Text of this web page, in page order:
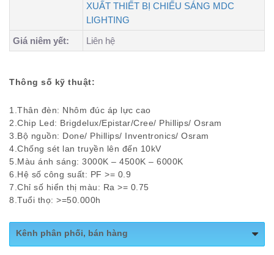
XUẤT THIẾT BỊ CHIẾU SÁNG MDC
LIGHTING
Giá niêm yết:
Liên hệ
Thông số kỹ thuật:
1.Thân đèn: Nhôm đúc áp lực cao
2.Chip Led: Brigdelux/Epistar/Cree/ Phillips/ Osram
3.Bộ nguồn: Done/ Phillips/ Inventronics/ Osram
4.Chống sét lan truyền lên đến 10kV
5.Màu ánh sáng: 3000K – 4500K – 6000K
6.Hệ số công suất: PF >= 0.9
7.Chỉ số hiển thị màu: Ra >= 0.75
8.Tuổi thọ: >=50.000h
Kênh phân phối, bán hàng